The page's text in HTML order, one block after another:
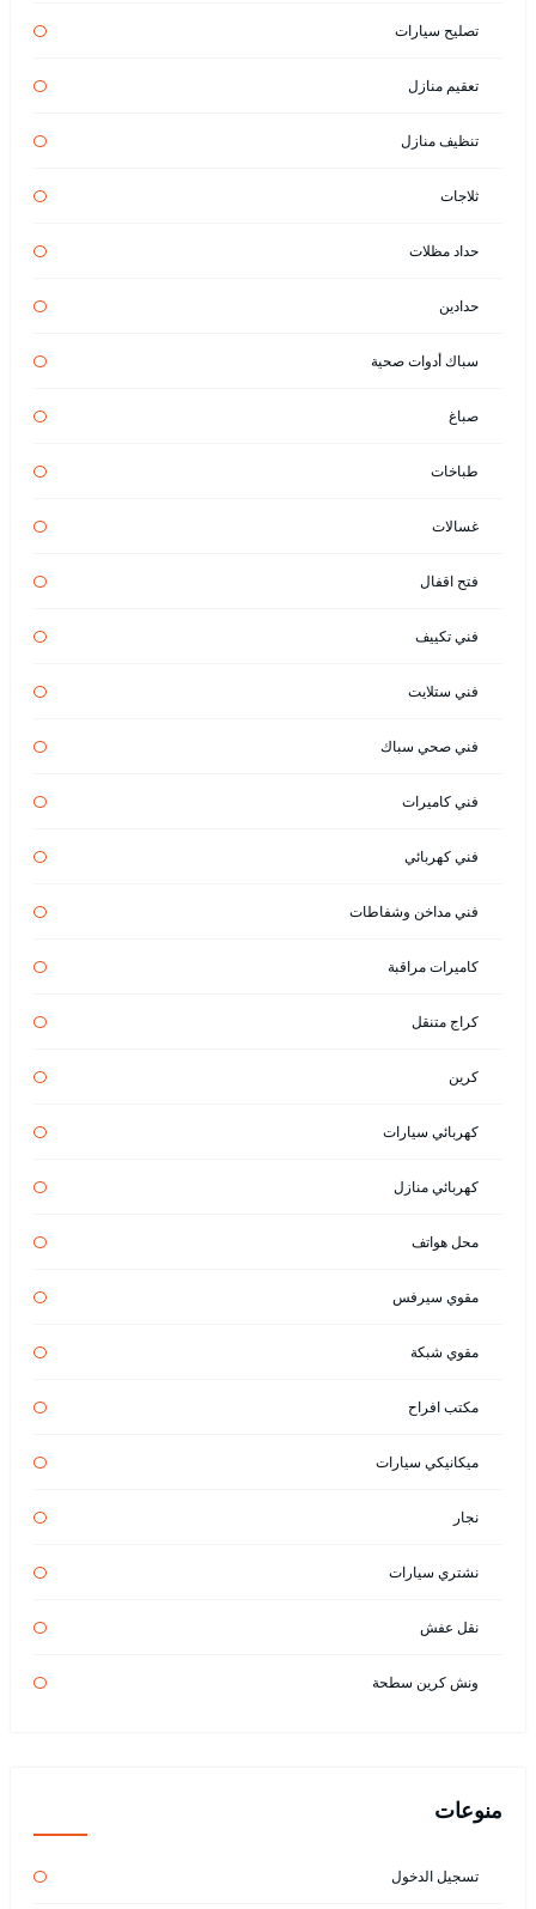
تصليح سيارات
تعقيم منازل
تنظيف منازل
ثلاجات
حداد مظلات
حدادين
سباك أدوات صحية
صباغ
طباخات
غسالات
فتح اقفال
فني تكييف
فني ستلايت
فني صحي سباك
فني كاميرات
فني كهربائي
فني مداخن وشفاطات
كاميرات مراقبة
كراج متنقل
كرين
كهربائي سيارات
كهربائي منازل
محل هواتف
مقوي سيرفس
مقوي شبكة
مكتب افراح
ميكانيكي سيارات
نجار
نشتري سيارات
نقل عفش
ونش كرين سطحة
منوعات
تسجيل الدخول